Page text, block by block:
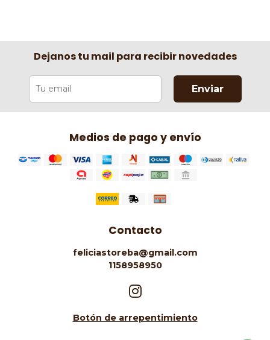
Dejanos tu mail para recibir novedades
Enviar
Medios de pago y envío
Contacto
feliciastoreba@gmail.com
1158958950
Botón de arrepentimiento